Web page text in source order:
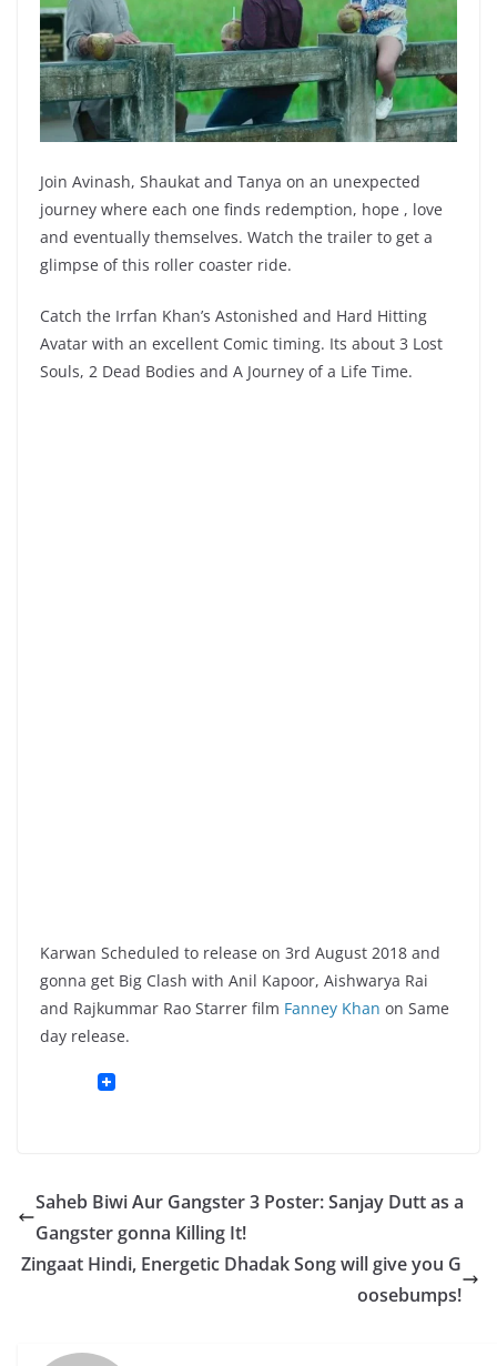
Join Avinash, Shaukat and Tanya on an unexpected
journey where each one finds redemption, hope , love
and eventually themselves. Watch the trailer to get a
glimpse of this roller coaster ride.
Catch the Irrfan Khan’s Astonished and Hard Hitting
Avatar with an excellent Comic timing. Its about 3 Lost
Souls, 2 Dead Bodies and A Journey of a Life Time.
Karwan Scheduled to release on 3rd August 2018 and
gonna get Big Clash with Anil Kapoor, Aishwarya Rai
and Rajkummar Rao Starrer film Fanney Khan on Same
day release.
Saheb Biwi Aur Gangster 3 Poster: Sanjay Dutt as a
Gangster gonna Killing It!
Zingaat Hindi, Energetic Dhadak Song will give you G
oosebumps!